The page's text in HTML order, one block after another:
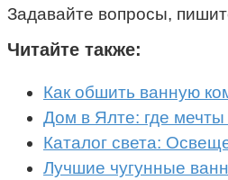
Задавайте вопросы,
Читайте также:
Как обшить ванную
Дом в Ялте: где
Каталог света:
Лучшие чугунные